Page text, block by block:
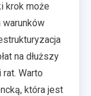
krok może
na dłuższy
Warto
która jest